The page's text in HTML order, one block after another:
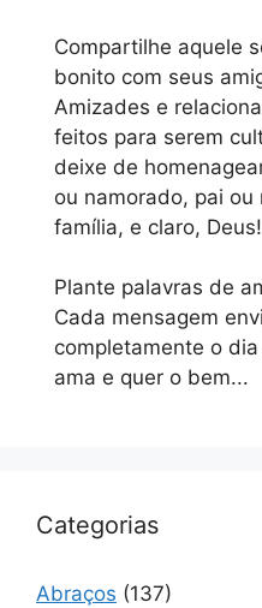
Compartilhe aquele
bonito com seus
Amizades e
feitos para serem
deixe de
ou namorado, pai
família, e claro, Deus!
Plante palavras de
Cada mensagem
completamente o
ama e quer o bem...
Categorias
Abraços (137)